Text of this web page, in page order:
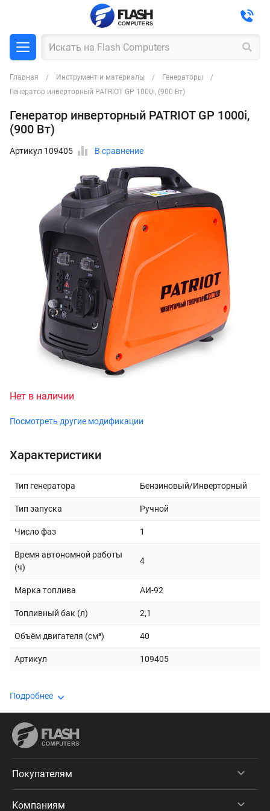
Главная Инструмент и материалы
Генераторы
Генератор инверторный PATRIOT GP 1000i, (900 Вт)
Генератор инверторный PATRIOT GP 1000i,
(900 Вт)
Артикул 109405 В сравнение
Нет в наличии
Посмотреть другие модификации
Характеристики
Тип генератора Бензиновый/Инверторный
Тип запуска Ручной
Число фаз 1
Время автономной работы
(ч)
4
Марка топлива АИ-92
Топливный бак (л) 2,1
Объём двигателя (см³) 40
Артикул 109405
Подробнее
Покупателям
Компаниям